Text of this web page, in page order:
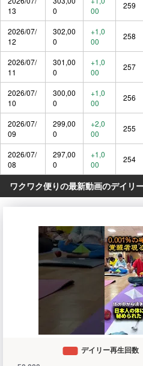
13
0
00
259
2026/07/
12
302,00
0
+1,0
00
258
2026/07/
11
301,00
0
+1,0
00
257
2026/07/
10
300,00
0
+1,0
00
256
2026/07/
09
299,00
0
+2,0
00
255
2026/07/
08
297,00
0
+1,0
00
254
ワクワク便りの最新動画のデイリ